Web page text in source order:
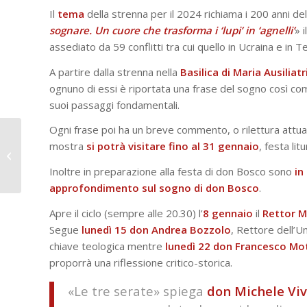
Il tema della strenna per il 2024 richiama i 200 anni
sognare. Un cuore che trasforma i ‘lupi’ in ‘agnelli’»
assediato da 59 conflitti tra cui quello in Ucraina e in
A partire dalla strenna nella Basilica di Maria
ognuno di essi è riportata una frase del sogno così
suoi passaggi fondamentali.
Ogni frase poi ha un breve commento, o rilettura
mostra si potrà visitare fino al 31 gennaio, festa
Inoltre in preparazione alla festa di don Bosco sono in
approfondimento sul sogno di don Bosco.
Apre il ciclo (sempre alle 20.30) l’8 gennaio il Rettor
Segue lunedì 15 don Andrea Bozzolo, Rettore
chiave teologica mentre lunedì 22 don Francesco
proporrà una riflessione critico-storica.
«Le tre serate» spiega don Michele
Don Bosco e gli altri
Santi impegnati nel
sociale – Airone